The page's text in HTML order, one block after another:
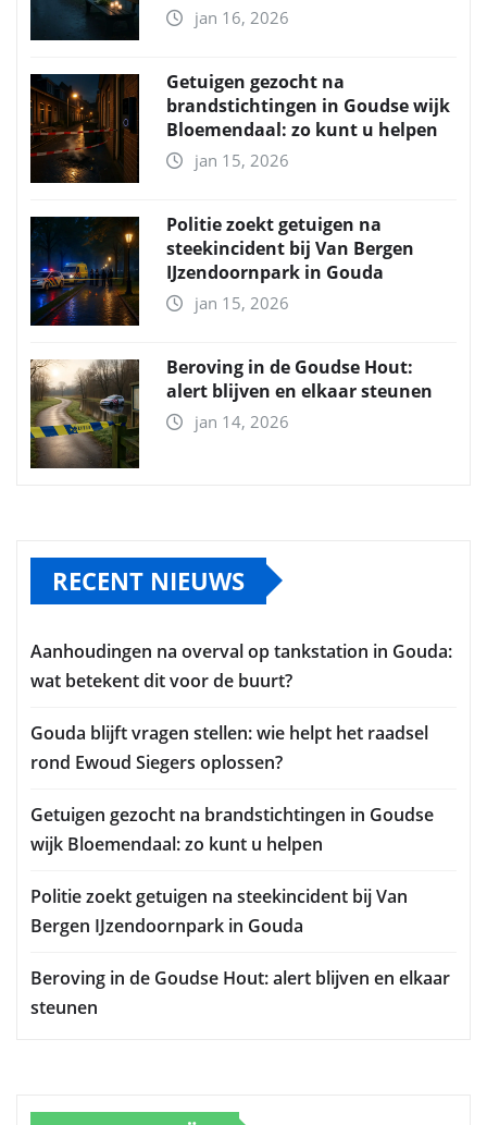
jan 16, 2026
Getuigen gezocht na
brandstichtingen in Goudse wijk
Bloemendaal: zo kunt u helpen
jan 15, 2026
Politie zoekt getuigen na
steekincident bij Van Bergen
IJzendoornpark in Gouda
jan 15, 2026
Beroving in de Goudse Hout:
alert blijven en elkaar steunen
jan 14, 2026
RECENT NIEUWS
Aanhoudingen na overval op tankstation in Gouda:
wat betekent dit voor de buurt?
Gouda blijft vragen stellen: wie helpt het raadsel
rond Ewoud Siegers oplossen?
Getuigen gezocht na brandstichtingen in Goudse
wijk Bloemendaal: zo kunt u helpen
Politie zoekt getuigen na steekincident bij Van
Bergen IJzendoornpark in Gouda
Beroving in de Goudse Hout: alert blijven en elkaar
steunen